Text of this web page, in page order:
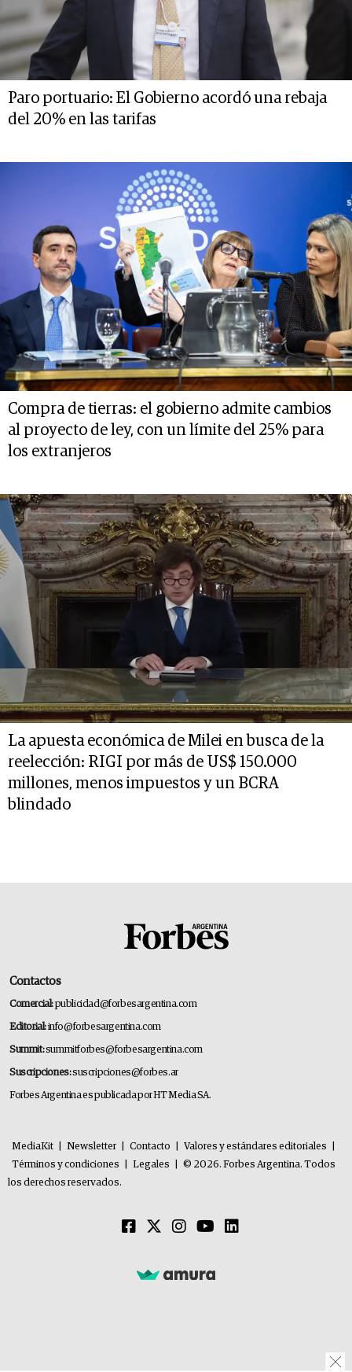
Paro portuario: El Gobierno acordó una rebaja
del 20% en las tarifas
Compra de tierras: el gobierno admite cambios
al proyecto de ley, con un límite del 25% para
los extranjeros
La apuesta económica de Milei en busca de la
reelección: RIGI por más de US$ 150.000
millones, menos impuestos y un BCRA
blindado
Contactos
Comercial:publicidad@forbesargentina.com
Editorial:info@forbesargentina.com
Summit:summitforbes@forbesargentina.com
Suscripciones:suscripciones@forbes.ar
Forbes Argentina es publicada por HT Media SA.
MediaKit Newsletter Contacto Valores y estándares editoriales
Términos y condiciones
Legales
© 2026. Forbes Argentina. Todos
los derechos reservados.